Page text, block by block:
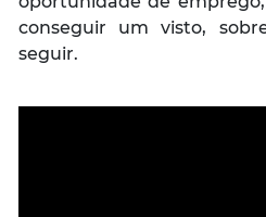
conseguir um visto,
seguir.